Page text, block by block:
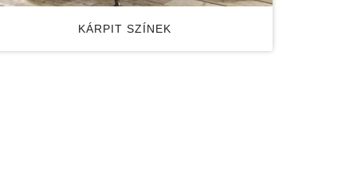
KÁRPIT SZÍNEK